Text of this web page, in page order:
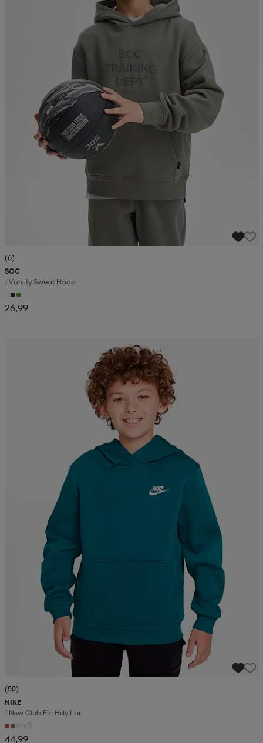
(6)
SOC
J Varsity Sweat Hood
26,99
(50)
NIKE
J Nsw Club Flc Hdy Lbr
+8
44,99